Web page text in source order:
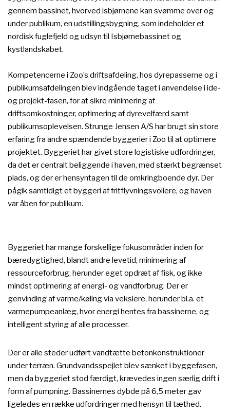
gennem bassinet, hvorved isbjørnene kan svømme over og
under publikum, en udstillingsbygning, som indeholder et
nordisk fuglefjeld og udsyn til Isbjørnebassinet og
kystlandskabet.​
Kompetencerne i Zoo’s driftsafdeling, hos dyrepasserne og i
publikumsafdelingen blev indgående taget i anvendelse i ide-
og projekt-fasen, for at sikre minimering af
driftsomkostninger, optimering af dyrevelfærd samt
publikumsoplevelsen. Strunge Jensen A/S har brugt sin store
erfaring fra andre spændende byggerier i Zoo til at optimere
projektet. Byggeriet har givet store logistiske udfordringer,
da det er centralt beliggende i haven, med stærkt begrænset
plads, og der er hensyntagen til de omkringboende dyr. Der
pågik samtidigt et byggeri af fritflyvningsvoliere, og haven
var åben for publikum.​
Byggeriet har mange forskellige fokusområder inden for
bæredygtighed, blandt andre levetid, minimering af
ressourceforbrug, herunder eget opdræt af fisk, og ikke
mindst optimering af energi- og vandforbrug. Der er
genvinding af varme/køling via vekslere, herunder bl.a. et
varmepumpeanlæg, hvor energi hentes fra bassinerne, og
intelligent styring af alle processer.​​
Der er alle steder udført vandtætte betonkonstruktioner
under terræn. Grundvandsspejlet blev sænket i byggefasen,
men da byggeriet stod færdigt, krævedes ingen særlig drift i
form af pumpning. Bassinernes dybde på 6,5 meter gav
ligeledes en række udfordringer med hensyn til tæthed.​